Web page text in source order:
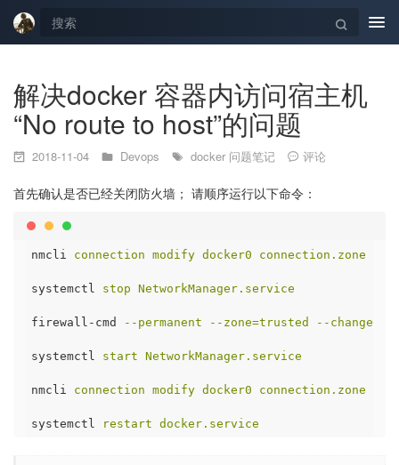
解决docker 容器内访问宿主机
“No route to host”的问题
2018-11-04 Devops docker 问题笔记 评论
首先确认是否已经关闭防火墙； 请顺序运行以下命令：
nmcli connection modify docker0 connection.zone
systemctl stop NetworkManager.service
firewall-cmd --permanent --zone=trusted --change-
systemctl start NetworkManager.service
nmcli connection modify docker0 connection.zone
systemctl restart docker.service